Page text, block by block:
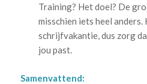
Training? Het doel? De
misschien iets heel anders.
schrijfvakantie, dus zorg
jou past.
Samenvattend: